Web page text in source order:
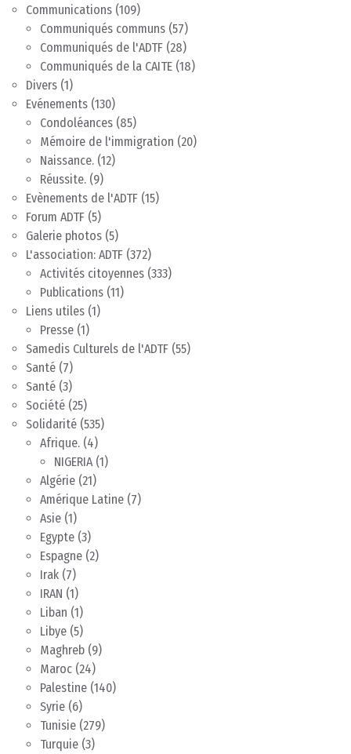
Communications (109)
Communiqués communs (57)
Communiqués de l'ADTF (28)
Communiqués de la CAITE (18)
Divers (1)
Evénements (130)
Condoléances (85)
Mémoire de l'immigration (20)
Naissance. (12)
Réussite. (9)
Evènements de l'ADTF (15)
Forum ADTF (5)
Galerie photos (5)
L'association: ADTF (372)
Activités citoyennes (333)
Publications (11)
Liens utiles (1)
Presse (1)
Samedis Culturels de l'ADTF (55)
Santé (7)
Santé (3)
Société (25)
Solidarité (535)
Afrique. (4)
NIGERIA (1)
Algérie (21)
Amérique Latine (7)
Asie (1)
Egypte (3)
Espagne (2)
Irak (7)
IRAN (1)
Liban (1)
Libye (5)
Maghreb (9)
Maroc (24)
Palestine (140)
Syrie (6)
Tunisie (279)
Turquie (3)